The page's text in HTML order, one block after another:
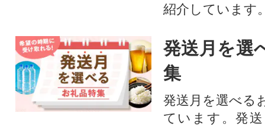
紹介しています
発送月を選
集
発送月を選べる
ています。発